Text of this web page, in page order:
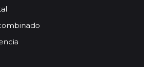
permitirán conocer más a fondo la
(normalmente español y
casos nuestros guías